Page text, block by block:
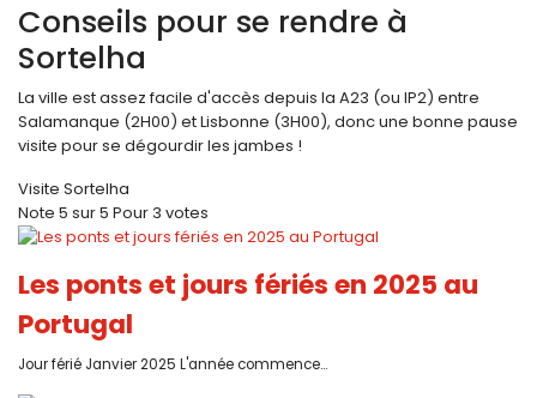
Conseils pour se rendre à
Sortelha
La ville est assez facile d'accès depuis la A23 (ou IP2) entre
Salamanque (2H00) et Lisbonne (3H00), donc une bonne pause
visite pour se dégourdir les jambes !
Visite Sortelha
Note 5 sur5 Pour 3 votes
Les ponts et jours fériés en 2025 au
Portugal
Jour férié Janvier 2025 L'année commence...